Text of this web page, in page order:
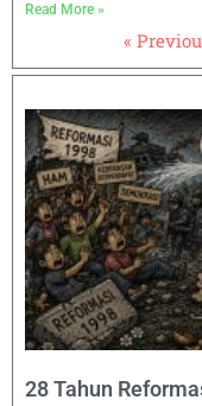
Read More »
«
28 Tahun